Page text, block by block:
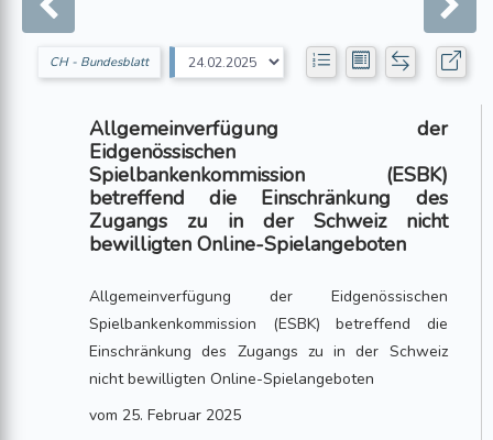
CH - Bundesblatt
Allgemeinverfügung der
Eidgenössischen
Spielbankenkommission (ESBK)
betreffend die Einschränkung des
Zugangs zu in der Schweiz nicht
bewilligten Online-Spielangeboten
Allgemeinverfügung der Eidgenössischen
Spielbankenkommission (ESBK) betreffend die
Einschränkung des Zugangs zu in der Schweiz
nicht bewilligten Online-Spielangeboten
vom 25. Februar 2025